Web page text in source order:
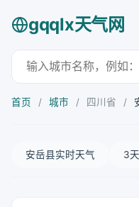
gqqlx天气网
首页 / 城市 / 四川省 /
安岳县实时天气 3